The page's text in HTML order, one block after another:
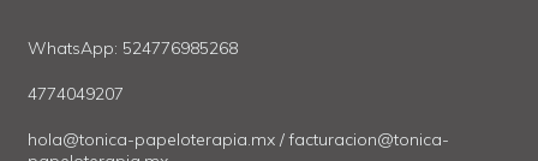
WhatsApp: 524776985268
4774049207
hola@tonica-papeloterapia.mx /facturacion@tonica-